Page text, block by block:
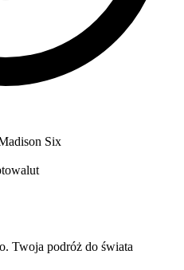
Six
Twoja podróż do świata